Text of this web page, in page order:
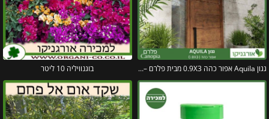
גגון Aquila אפור כהה 0.9X3 מבית פלרם – Canopia בוגנוויליה 10 ליטר